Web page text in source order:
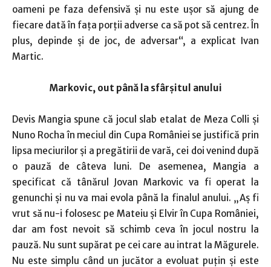
oameni pe faza defensivă şi nu este uşor să ajung de
fiecare dată în faţa porţii adverse ca să pot să centrez. În
plus, depinde şi de joc, de adversar“, a explicat Ivan
Martic.
Markovic, out până la sfârşitul anului
Devis Mangia spune că jocul slab etalat de Meza Colli şi
Nuno Rocha în meciul din Cupa României se justifică prin
lipsa meciurilor şi a pregătirii de vară, cei doi venind după
o pauză de câteva luni. De asemenea, Mangia a
specificat că tânărul Jovan Markovic va fi operat la
genunchi şi nu va mai evola până la finalul anului. „Aş fi
vrut să nu-i folosesc pe Mateiu şi Elvir în Cupa României,
dar am fost nevoit să schimb ceva în jocul nostru la
pauză. Nu sunt supărat pe cei care au intrat la Măgurele.
Nu este simplu când un jucător a evoluat puţin şi este